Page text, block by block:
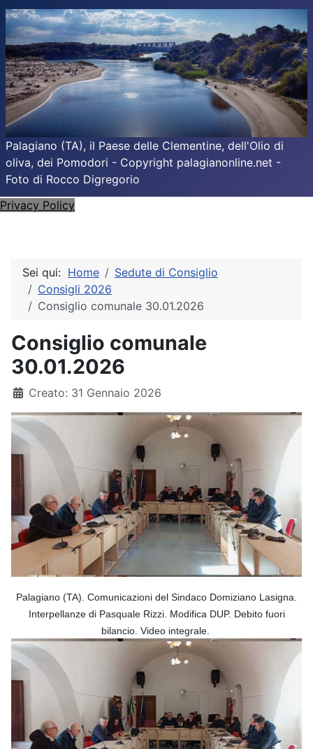
Palagiano (TA), il Paese delle Clementine, dell'Olio di
oliva, dei Pomodori - Copyright palagianonline.net -
Foto di Rocco Digregorio
Privacy Policy
Sei qui: Home
Sedute di Consiglio
Consigli 2026
Consiglio comunale 30.01.2026
Consiglio comunale
30.01.2026
Dettagli
Creato: 31 Gennaio 2026
Palagiano (TA) Comunicazioni del Sindaco Domiziano Lasigna.
Interpellanze di Pasquale Rizzi. Modifica DUP. Debito fuori
bilancio. Video integrale.